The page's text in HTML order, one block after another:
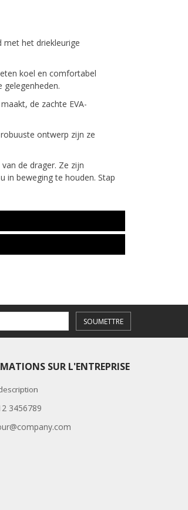
met het driekleurige
koel en comfortabel
de zachte EVA-
ontwerp zijn ze
de drager. Ze zijn
in beweging te houden. Stap
SOUMETTRE
SUR L'ENTREPRISE
3456789